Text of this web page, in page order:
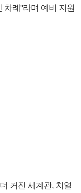
차례"라며 예비 지원
커진 세계관, 치열